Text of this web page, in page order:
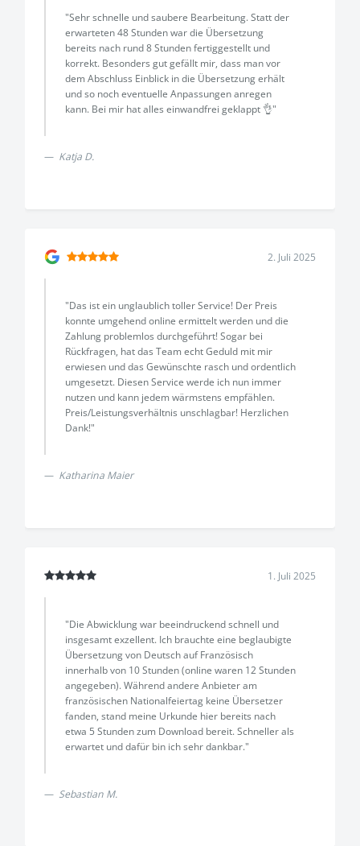
"Sehr schnelle und saubere Bearbeitung. Statt der
erwarteten 48 Stunden war die Übersetzung
bereits nach rund 8 Stunden fertiggestellt und
korrekt. Besonders gut gefällt mir, dass man vor
dem Abschluss Einblick in die Übersetzung erhält
und so noch eventuelle Anpassungen anregen
kann. Bei mir hat alles einwandfrei geklappt 👌"
Katja D.
2. Juli 2025
"Das ist ein unglaublich toller Service! Der Preis
konnte umgehend online ermittelt werden und die
Zahlung problemlos durchgeführt! Sogar bei
Rückfragen, hat das Team echt Geduld mit mir
erwiesen und das Gewünschte rasch und ordentlich
umgesetzt. Diesen Service werde ich nun immer
nutzen und kann jedem wärmstens empfählen.
Preis/Leistungsverhältnis unschlagbar! Herzlichen
Dank!"
Katharina Maier
1. Juli 2025
"Die Abwicklung war beeindruckend schnell und
insgesamt exzellent. Ich brauchte eine beglaubigte
Übersetzung von Deutsch auf Französisch
innerhalb von 10 Stunden (online waren 12 Stunden
angegeben). Während andere Anbieter am
französischen Nationalfeiertag keine Übersetzer
fanden, stand meine Urkunde hier bereits nach
etwa 5 Stunden zum Download bereit. Schneller als
erwartet und dafür bin ich sehr dankbar."
Sebastian M.